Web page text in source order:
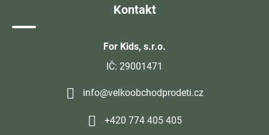
Kontakt
For Kids, s.r.o.
IČ: 29001471
info@velkoobchodprodeti.cz
+420 774 405 405